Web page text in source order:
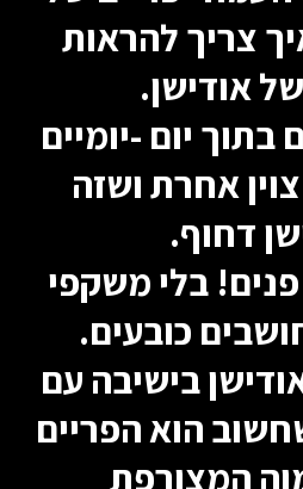
צריך להראות
אודישן.
בתוך יום -יומיים
אחרת ושזה
דחוף.
בלי משקפי
כובעים.
בישיבה עם
הוא הפריים
המצורפת